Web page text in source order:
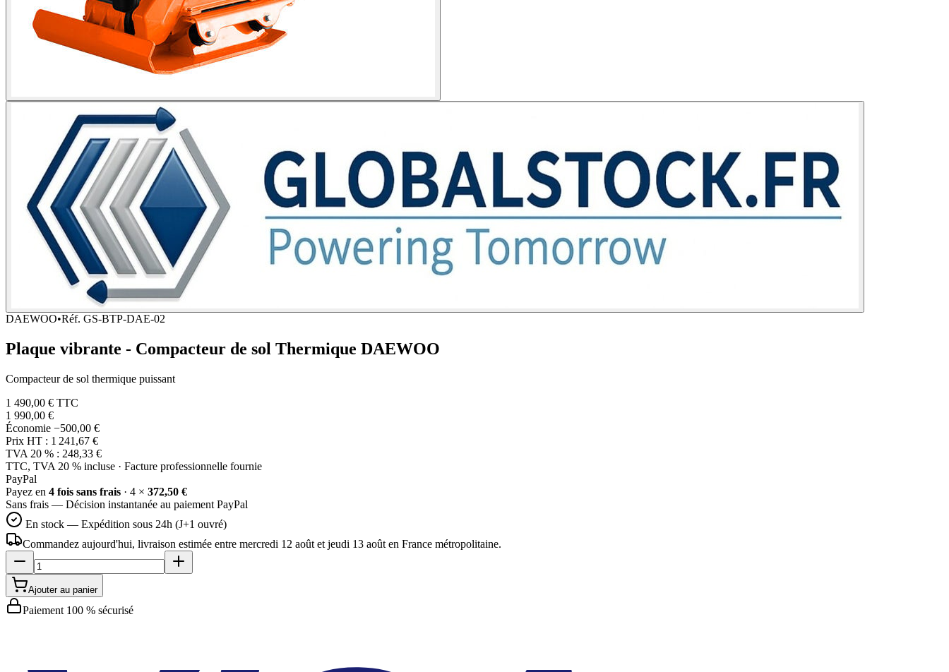
DAEWOO•Réf. GS-BTP-DAE-02
Plaque vibrante - Compacteur de sol Thermique DAEWOO
Compacteur de sol thermique puissant
1 490,00 € TTC
1 990,00 €
Économie −500,00 €
Prix HT : 1 241,67 €
TVA 20 % : 248,33 €
TTC, TVA 20 % incluse · Facture professionnelle fournie
PayPal
Payez en 4 fois sans frais · 4 × 372,50 €
Sans frais — Décision instantanée au paiement PayPal
En stock — Expédition sous 24h (J+1 ouvré)
Commandez aujourd'hui, livraison estimée entre mercredi 12 août et jeudi 13 août en France métropolitaine.
Ajouter au panier
Paiement 100 % sécurisé